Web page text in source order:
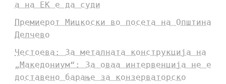
а на ЕК е да суди
Премиерот Мицкоски во посета на Општина
Делчево
Честоева: За металната конструкција на
„Македониум“: За оваа интервенција не е
доставено барање за конзерваторско